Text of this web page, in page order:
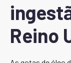
Reino